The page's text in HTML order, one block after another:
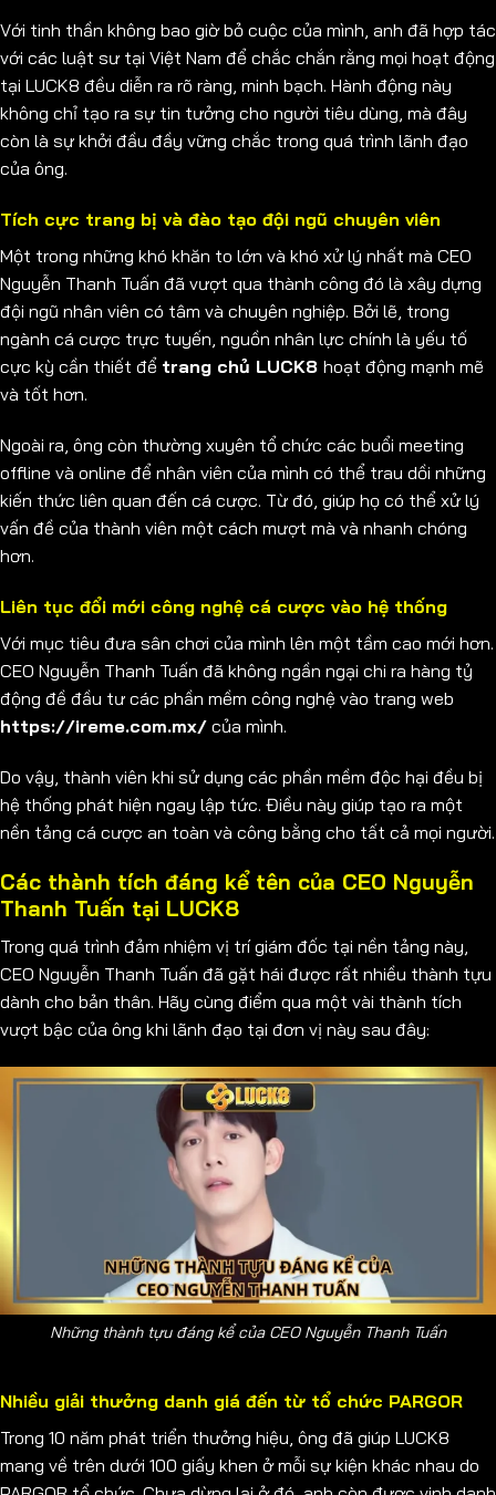
Với tinh thần không bao giờ bỏ cuộc của mình, anh đã hợp tác
với các luật sư tại Việt Nam để chắc chắn rằng mọi hoạt động
tại LUCK8 đều diễn ra rõ ràng, minh bạch. Hành động này
không chỉ tạo ra sự tin tưởng cho người tiêu dùng, mà đây
còn là sự khởi đầu đầy vững chắc trong quá trình lãnh đạo
của ông.
Tích cực trang bị và đào tạo đội ngũ chuyên viên
Một trong những khó khăn to lớn và khó xử lý nhất mà CEO
Nguyễn Thanh Tuấn đã vượt qua thành công đó là xây dựng
đội ngũ nhân viên có tâm và chuyên nghiệp. Bởi lẽ, trong
ngành cá cược trực tuyến, nguồn nhân lực chính là yếu tố
cực kỳ cần thiết để trang chủ LUCK8 hoạt động mạnh mẽ
và tốt hơn.
Ngoài ra, ông còn thường xuyên tổ chức các buổi meeting
offline và online để nhân viên của mình có thể trau dồi những
kiến thức liên quan đến cá cược. Từ đó, giúp họ có thể xử lý
vấn đề của thành viên một cách mượt mà và nhanh chóng
hơn.
Liên tục đổi mới công nghệ cá cược vào hệ thống
Với mục tiêu đưa sân chơi của mình lên một tầm cao mới hơn.
CEO Nguyễn Thanh Tuấn đã không ngần ngại chi ra hàng tỷ
động đề đầu tư các phần mềm công nghệ vào trang web
https://ireme.com.mx/ của mình.
Do vậy, thành viên khi sử dụng các phần mềm độc hại đều bị
hệ thống phát hiện ngay lập tức. Điều này giúp tạo ra một
nền tảng cá cược an toàn và công bằng cho tất cả mọi người.
Các thành tích đáng kể tên của CEO Nguyễn
Thanh Tuấn tại LUCK8
Trong quá trình đảm nhiệm vị trí giám đốc tại nền tảng này,
CEO Nguyễn Thanh Tuấn đã gặt hái được rất nhiều thành tựu
dành cho bản thân. Hãy cùng điểm qua một vài thành tích
vượt bậc của ông khi lãnh đạo tại đơn vị này sau đây:
Những thành tựu đáng kể của CEO Nguyễn Thanh Tuấn
Nhiều giải thưởng danh giá đến từ tổ chức PARGOR
Trong 10 năm phát triển thưởng hiệu, ông đã giúp LUCK8
mang về trên dưới 100 giấy khen ở mỗi sự kiện khác nhau do